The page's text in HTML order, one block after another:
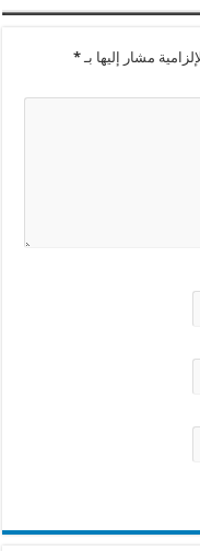
مشار إليها بـ*